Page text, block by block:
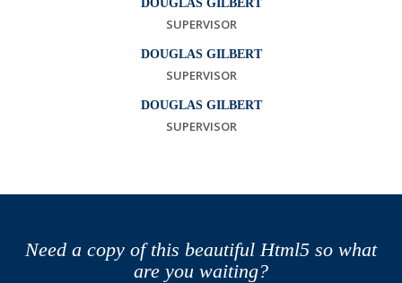
DOUGLAS GILBERT
SUPERVISOR
DOUGLAS GILBERT
SUPERVISOR
DOUGLAS GILBERT
SUPERVISOR
Need a copy of this beautiful Html5 so what
are you waiting?